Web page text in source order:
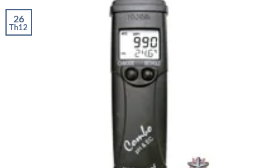
26
Th12